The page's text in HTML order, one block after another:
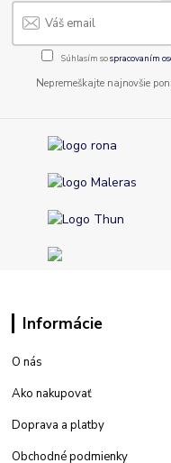
Súhlasím sospracovaním
Nepremeškajte najnovšie
Informácie
O nás
Ako nakupovať
Doprava a platby
Obchodné podmienky